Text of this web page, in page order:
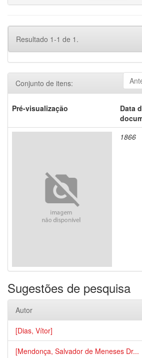
Resultado 1-1 de 1.
Conjunto de itens:
Pré-visualização
Data
1866
Sugestões de pesquisa
Autor
[Dias, Vítor]
[Mendonça, Salvador de Meneses Dr...